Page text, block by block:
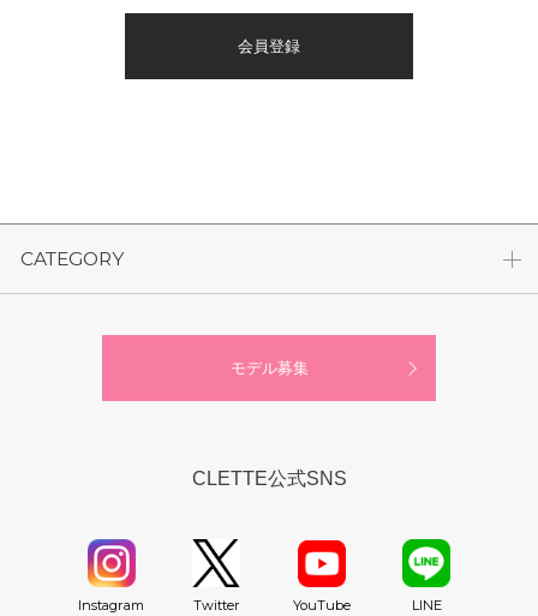
会員登録
CATEGORY
モデル募集
CLETTE公式SNS
Instagram Twitter YouTube LINE